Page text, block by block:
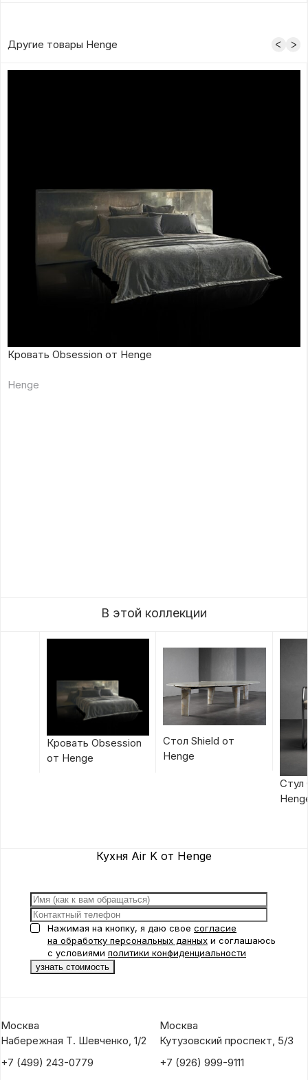
Другие товары Henge
Кровать Obsession от Henge
Henge
В этой коллекции
Кровать Obsession
от Henge
Стол Shield от
Henge
Стул
Кухня Air K от Henge
Нажимая на кнопку, я даю свое согласие
на обработку персональных данных и соглашаюсь
с условиями политики конфиденциальности
Москва
Набережная Т. Шевченко, 1/2
+7 (499) 243-0779
Москва
Кутузовский проспект, 5/3
+7 (926) 999-9111